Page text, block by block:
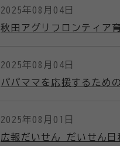
2025年08月04日
秋田アグリフロンティア
2025年08月04日
パパママを応援するため
2025年08月01日
広報だいせん だいせん日